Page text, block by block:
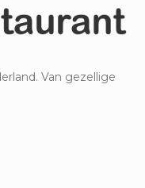
Van gezellige